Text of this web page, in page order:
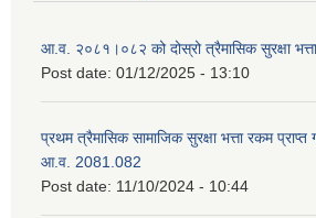
आ.व. २०८१।०८२ को दोस्रो त्रैमासिक सुरक्षा
Post date: 01/12/2025 - 13:10
प्रथम त्रैमासिक सामाजिक सुरक्षा भत्ता रकम प्राप्त
आ.व. 2081.082
Post date: 11/10/2024 - 10:44